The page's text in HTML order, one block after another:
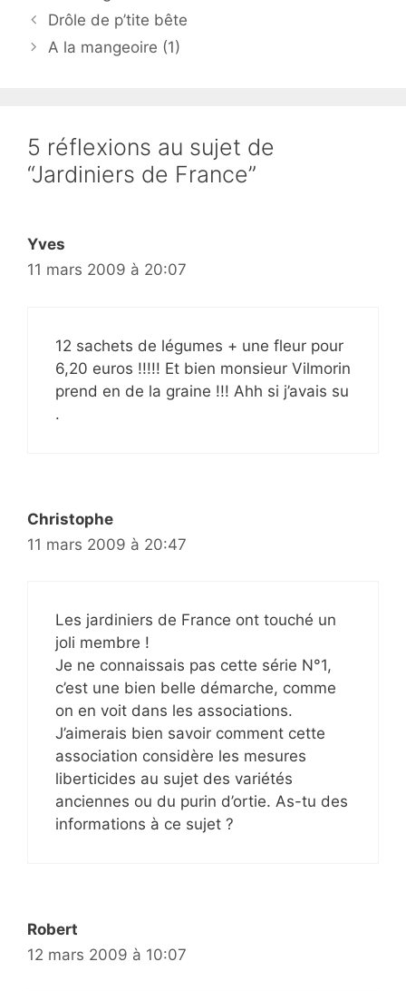
Drôle de p’tite bête
A la mangeoire (1)
5 réflexions au sujet de
“Jardiniers de France”
Yves
11 mars 2009 à 20:07
12 sachets de légumes + une fleur pour
6,20 euros !!!!! Et bien monsieur Vilmorin
prend en de la graine !!! Ahh si j’avais su
.
Christophe
11 mars 2009 à 20:47
Les jardiniers de France ont touché un
joli membre !
Je ne connaissais pas cette série N°1,
c’est une bien belle démarche, comme
on en voit dans les associations.
J’aimerais bien savoir comment cette
association considère les mesures
liberticides au sujet des variétés
anciennes ou du purin d’ortie. As-tu des
informations à ce sujet ?
Robert
12 mars 2009 à 10:07